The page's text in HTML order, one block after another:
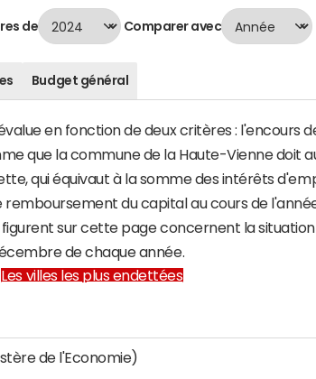
de Comparer avec
Budget général
en fonction de deux critères : l'encours
que la commune de la Haute-Vienne doit
qui équivaut à la somme des intérêts
du capital au cours de
sur cette page concernent la situation
de chaque année.
Les villes les plus endettées
de l'Economie)